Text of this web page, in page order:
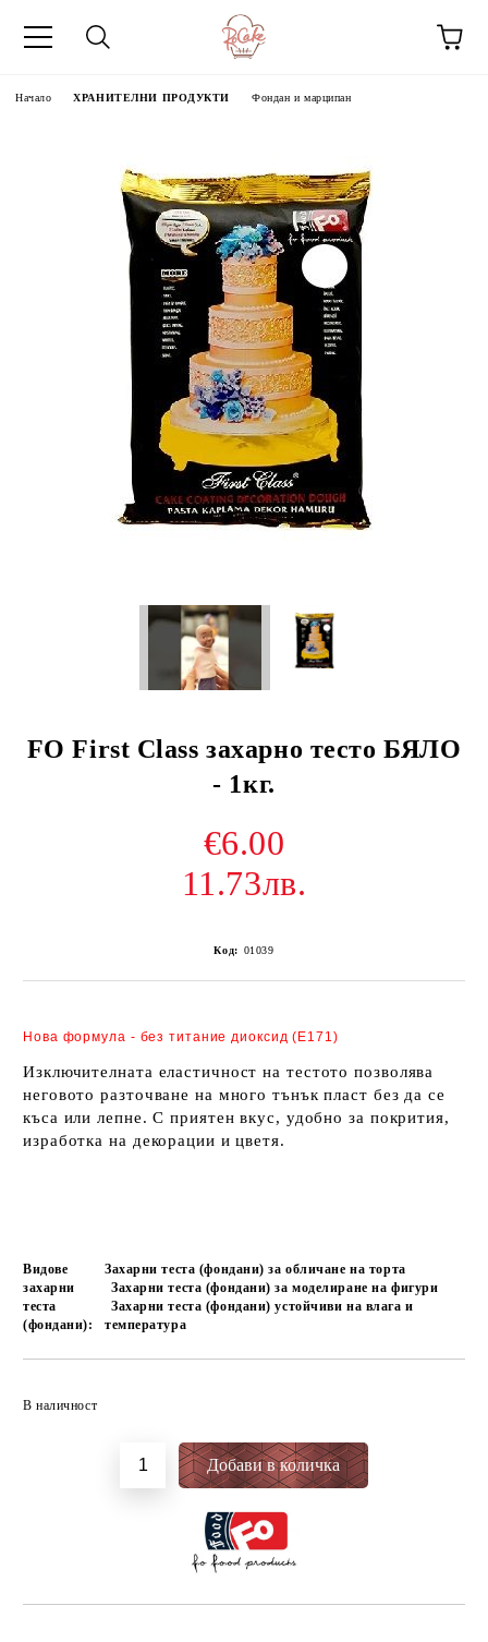
Начало ХРАНИТЕЛНИ ПРОДУКТИ Фондан и марципан
FO First Class захарно тесто БЯЛО
- 1кг.
€6.00
11.73лв.
Код: 01039
Нова формула - без титание диоксид (Е171)
Изключителната еластичност на тестото позволява
неговото разточване на много тънък пласт без да се
къса или лепне. С приятен вкус, удобно за покрития,
изработка на декорации и цветя.
Видове
захарни
теста
(фондани):
Захарни теста (фондани) за обличане на торта
Захарни теста (фондани) за моделиране на фигури
Захарни теста (фондани) устойчиви на влага и
температура
В наличност